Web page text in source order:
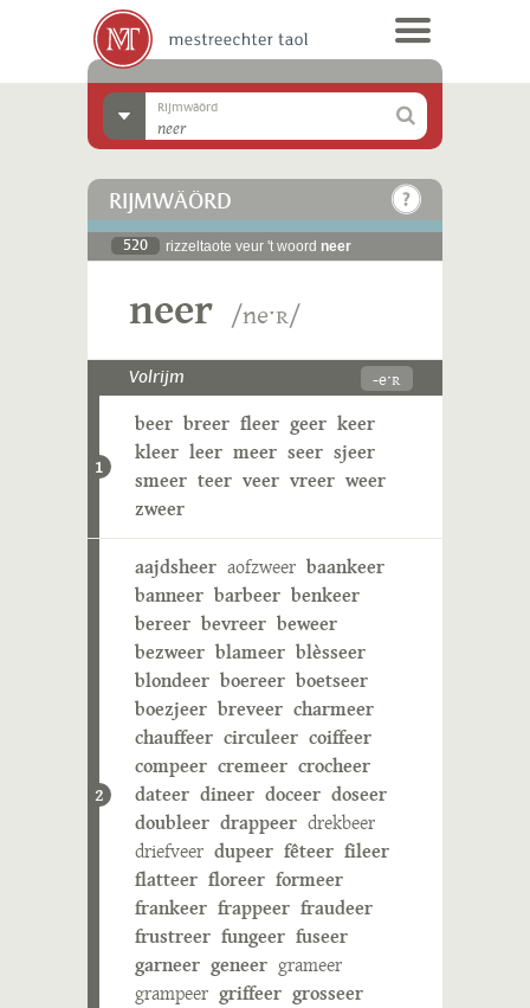
Rijmwäörd
RIJMWÄÖRD
520 rizzeltaote veur 't woord neer
neer /neˑʀ/
Volrijm -eˑʀ
1
beer breer fleer geer keer
kleer leer meer seer sjeer
smeer teer veer vreer weer
zweer
2
aajdsheer aofzweer baankeer
banneer barbeer benkeer
bereer bevreer beweer
bezweer blameer blèsseer
blondeer boereer boetseer
boezjeer breveer charmeer
chauffeer circuleer coiffeer
compeer cremeer crocheer
dateer dineer doceer doseer
doubleer drappeer drekbeer
driefveer dupeer fêteer fileer
flatteer floreer formeer
frankeer frappeer fraudeer
frustreer fungeer fuseer
garneer geneer grameer
grampeer griffeer grosseer